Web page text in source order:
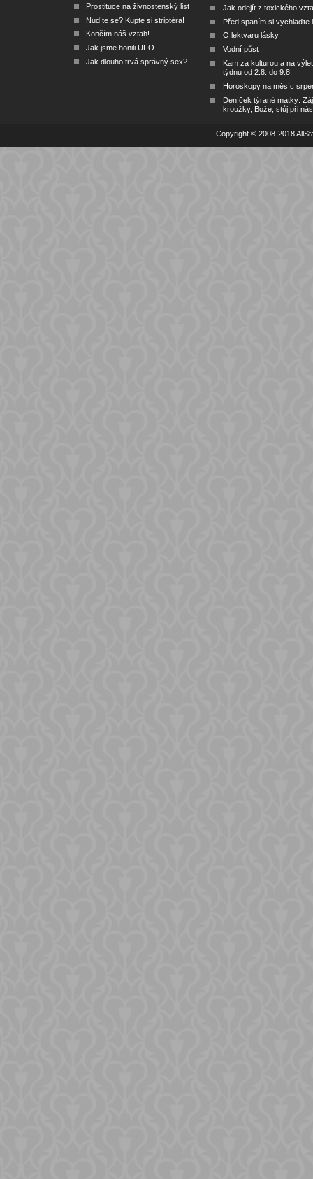
Prostituce na živnostenský list
Nudíte se? Kupte si striptéra!
Končím náš vztah!
Jak jsme honili UFO
Jak dlouho trvá správný sex?
Jak odejít z toxického
Před spaním si vychlaďte
O lektvaru lásky
Vodní půst
Kam za kulturou a na
týdnu od 2.8. do 9.8.
Horoskopy na měsíc
Deníček týrané matky:
kroužky, Bože, stůj při nás
Copyright © 2008-2018